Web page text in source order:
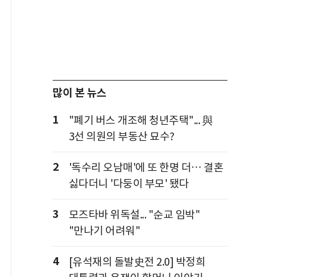
많이 본 뉴스
1
"폐기 버스 개조해 청년주택"... 與
3선 의원의 부동산 묘수?
2
'독수리 오남매'에 또 한명 더… 결혼
싫다더니 '다둥이 부모' 됐다
3
모즈타바 위독설... "순교 임박"
"만나기 어려워"
4
[유석재의 돌발史전 2.0] 박정희